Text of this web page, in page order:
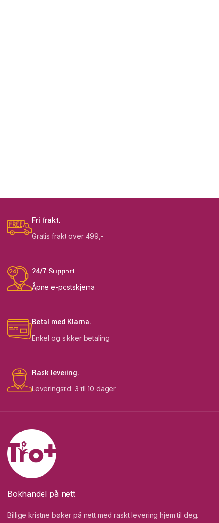
Fri frakt.
Gratis frakt over 499,-
24/7 Support.
Åpne e-postskjema
Betal med Klarna.
Enkel og sikker betaling
Rask levering.
Leveringstid: 3 til 10 dager
Bokhandel på nett
Billige kristne bøker på nett med raskt levering hjem til deg.